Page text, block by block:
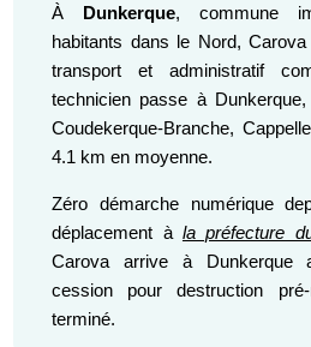
À Dunkerque, commune
habitants dans le Nord,
transport et administratif
technicien passe à
Coudekerque-Branche,
4.1 km en moyenne.
Zéro démarche numérique
déplacement à la préfecture
Carova arrive à Dunkerque
cession pour destruction
terminé.